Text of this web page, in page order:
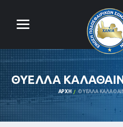
ΘΥΕΛΛΑ
ΑΡΧΉ ΘΥΕΛΛΑ